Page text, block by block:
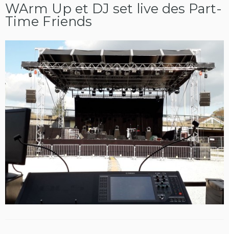
WArm Up et DJ set live des Part-
Time Friends